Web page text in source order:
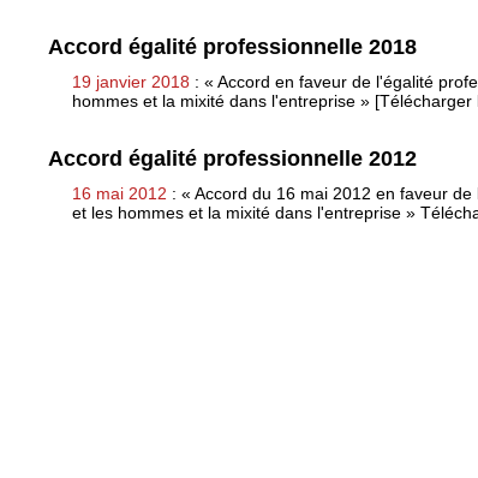
Accord égalité professionnelle 2018
19 janvier 2018 : « Accord en faveur de l'égalité
hommes et la mixité dans l'entreprise » [Télécharger
Accord égalité professionnelle 2012
16 mai 2012 : « Accord du 16 mai 2012 en faveur
et les hommes et la mixité dans l'entreprise »